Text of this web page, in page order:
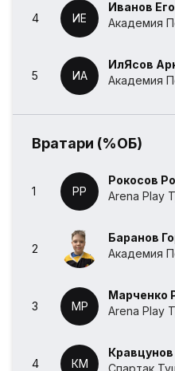
4 ИЕ
Иванов
Академия
5 ИА
ИлЯсов
Академия
Вратари (%ОБ)
1 РР
Рокосов
Arena Play
2
Баранов
Академия
3 МР
Марченко
Arena Play
4 КМ
Спартак